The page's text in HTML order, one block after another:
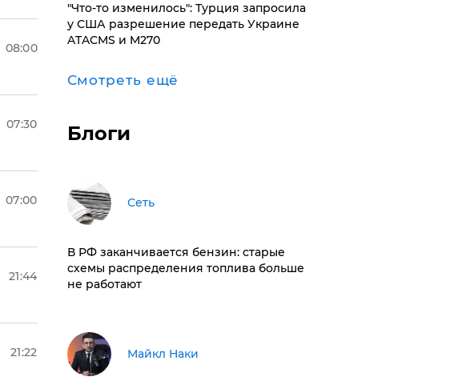
08:00
07:30
07:00
21:44
21:22
​"Что-то изменилось": Турция запросила
у США разрешение передать Украине
ATACMS и M270
Смотреть ещё
Блоги
Сеть
​В РФ заканчивается бензин: старые
схемы распределения топлива больше
не работают
Майкл Наки